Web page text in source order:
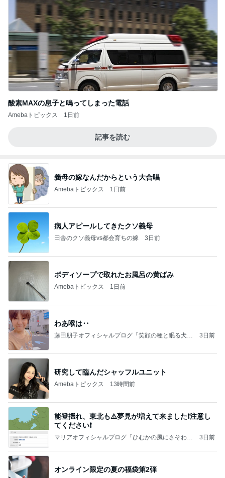
酸素MAXの息子と鳴ってしまった電話
Amebaトピックス 1日前
記事を読む
義母の嫁なんだからという大合唱
Amebaトピックス 1日前
病人アピールしてきたクソ義母
田舎のクソ義母vs都会育ちの嫁 3日前
ボディソープで取れたお風呂の黄ばみ
Amebaトピックス 1日前
わあ喉は‥
藤田朋子オフィシャルブログ「笑顔の種と眠る犬」
3日前
研究して臨んだシャッフルユニット
Amebaトピックス 13時間前
能登揺れ、東北も⚠️夢見が増えて来ました❗️注意し
てください❗️
マリアオフィシャルブログ「ひむかの風にさそわれ
3日前
オンライン限定の夏の福袋第2弾